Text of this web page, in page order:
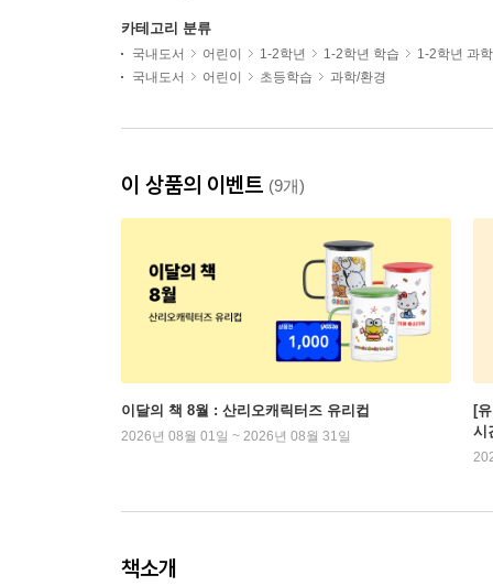
카테고리 분류
국내도서 어린이 1-2학년 1-2학년 학습
1-2학년 과
국내도서
어린이 초등학습 과학/환경
이 상품의 이벤트 (9개)
이달의 책 8월 : 산리오캐릭터즈 유리컵
2026년 08월 01일 ~ 2026년 08월 31일
[
시
책소개